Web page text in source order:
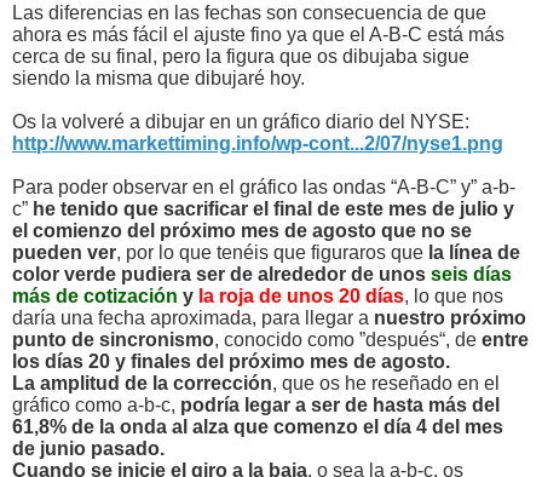
Las diferencias en las fechas son consecuencia de que
ahora es más fácil el ajuste fino ya que el A-B-C está más
cerca de su final, pero la figura que os dibujaba sigue
siendo la misma que dibujaré hoy.
Os la volveré a dibujar en un gráfico diario del NYSE:
http://www.markettiming.info/wp-cont...2/07/nyse1.png
Para poder observar en el gráfico las ondas “A-B-C” y” a-b-
c” he tenido que sacrificar el final de este mes de julio y
el comienzo del próximo mes de agosto que no se
pueden ver, por lo que tenéis que figuraros que la línea de
color verde pudiera ser de alrededor de unos seis días
más de cotización y la roja de unos 20 días, lo que nos
daría una fecha aproximada, para llegar a nuestro próximo
punto de sincronismo, conocido como ”después“, de entre
los días 20 y finales del próximo mes de agosto.
La amplitud de la corrección, que os he reseñado en el
gráfico como a-b-c, podría legar a ser de hasta más del
61,8% de la onda al alza que comenzo el día 4 del mes
de junio pasado.
Cuando se inicie el giro a la baja, o sea la a-b-c, os